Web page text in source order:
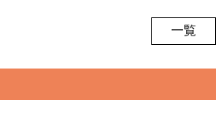
一覧